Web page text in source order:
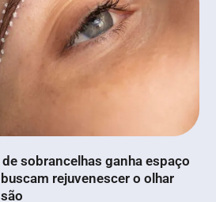
sobrancelhas ganha espaço
rejuvenescer o olhar